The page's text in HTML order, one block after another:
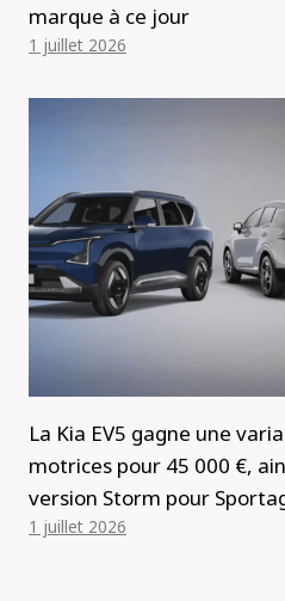
marque à ce jour
1 juillet 2026
La Kia EV5 gagne une
motrices pour 45 000 €,
version Storm pour
1 juillet 2026